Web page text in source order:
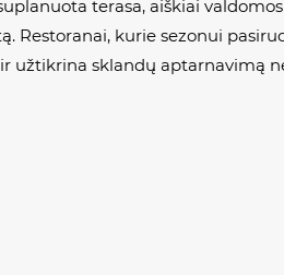
terasa, aiškiai
kurie sezonui
užtikrina sklandų aptarnavimą